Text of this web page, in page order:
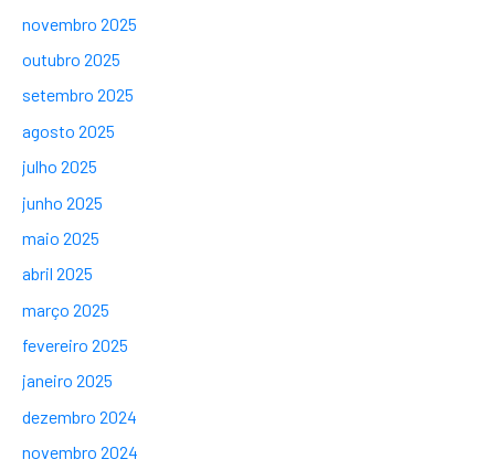
novembro 2025
outubro 2025
setembro 2025
agosto 2025
julho 2025
junho 2025
maio 2025
abril 2025
março 2025
fevereiro 2025
janeiro 2025
dezembro 2024
novembro 2024